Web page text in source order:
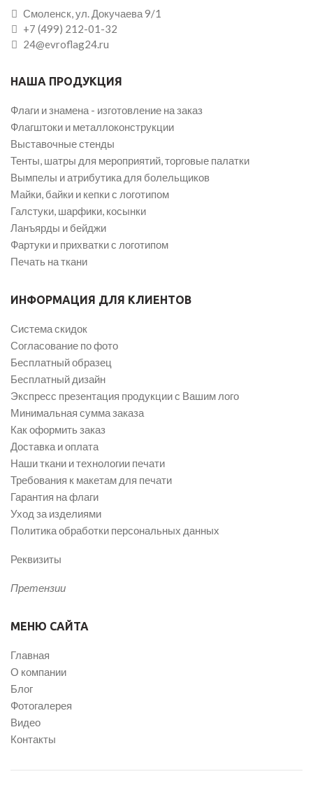
Смоленск, ул. Докучаева 9/1
+7 (499) 212-01-32
24@evroflag24.ru
НАША ПРОДУКЦИЯ
Флаги и знамена - изготовление на заказ
Флагштоки и металлоконструкции
Выставочные стенды
Тенты, шатры для мероприятий, торговые палатки
Вымпелы и атрибутика для болельщиков
Майки, байки и кепки с логотипом
Галстуки, шарфики, косынки
Ланъярды и бейджи
Фартуки и прихватки с логотипом
Печать на ткани
ИНФОРМАЦИЯ ДЛЯ КЛИЕНТОВ
Система скидок
Согласование по фото
Бесплатный образец
Бесплатный дизайн
Экспресс презентация продукции с Вашим лого
Минимальная сумма заказа
Как оформить заказ
Доставка и оплата
Наши ткани и технологии печати
Требования к макетам для печати
Гарантия на флаги
Уход за изделиями
Политика обработки персональных данных
Реквизиты
Претензии
МЕНЮ САЙТА
Главная
О компании
Блог
Фотогалерея
Видео
Контакты